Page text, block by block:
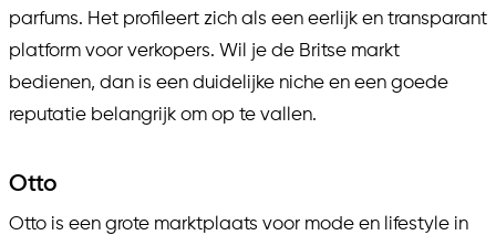
parfums. Het profileert zich als een eerlijk en transparant
platform voor verkopers. Wil je de Britse markt
bedienen, dan is een duidelijke niche en een goede
reputatie belangrijk om op te vallen.
Otto
Otto is een grote marktplaats voor mode en lifestyle in